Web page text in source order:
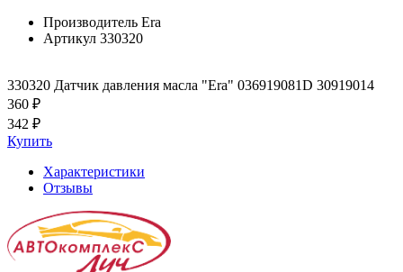
Производитель Era
Артикул 330320
330320 Датчик давления масла "Era" 036919081D 30919014
360 ₽
342 ₽
Купить
Характеристики
Отзывы